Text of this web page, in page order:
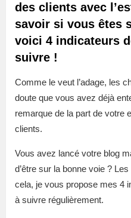
des clients avec
savoir si vous êtes
voici 4 indicateurs
suivre !
Comme le veut l’adage, les
doute que vous avez déjà
remarque de la part de votre
clients.
Vous avez lancé votre blog
d’être sur la bonne voie ?
cela, je vous propose mes 4
à suivre régulièrement.